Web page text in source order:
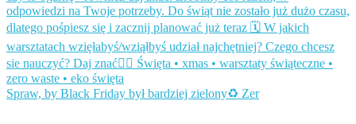
Spraw, by Black Friday był bardziej zielony♻️ Zer